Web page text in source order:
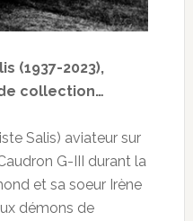
(1937-2023),
collection…
Salis) aviateur sur
G-III durant la
et sa soeur Irène
démons de